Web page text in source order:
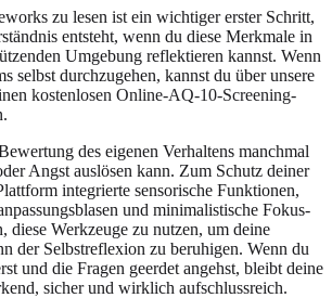
zu lesen ist ein wichtiger erster Schritt,
entsteht, wenn du diese Merkmale in
Umgebung reflektieren kannst. Wenn
selbst durchzugehen, kannst du über unsere
kostenlosen Online-AQ-10-Screening-
des eigenen Verhaltens manchmal
Angst auslösen kann. Zum Schutz deiner
integrierte sensorische Funktionen,
und minimalistische Fokus-
diese Werkzeuge zu nutzen, um deine
der Selbstreflexion zu beruhigen. Wenn du
und die Fragen geerdet angehst, bleibt deine
sicher und wirklich aufschlussreich.